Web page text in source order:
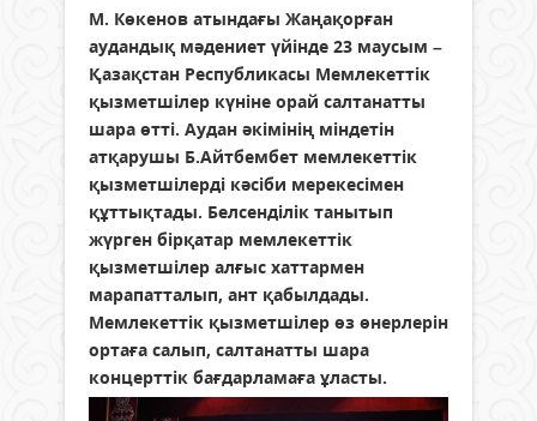
М. Көкенов атындағы Жаңақорған
аудандық мәдениет үйінде 23 маусым –
Қазақстан Республикасы Мемлекеттік
қызметшілер күніне орай салтанатты
шара өтті. Аудан әкімінің міндетін
атқарушы Б.Айтбембет мемлекеттік
қызметшілерді кәсіби мерекесімен
құттықтады. Белсенділік танытып
жүрген бірқатар мемлекеттік
қызметшілер алғыс хаттармен
марапатталып, ант қабылдады.
Мемлекеттік қызметшілер өз өнерлерін
ортаға салып, салтанатты шара
концерттік бағдарламаға ұласты.